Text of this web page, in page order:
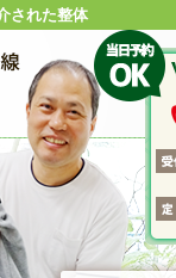
された整体